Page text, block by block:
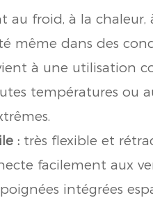
au froid, à la chaleur,
même dans des
à une utilisation
températures ou
:très flexible et
facilement aux
intégrées